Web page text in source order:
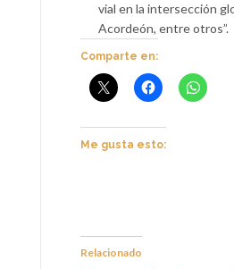
vial en la intersección
Acordeón, entre otros”.
Comparte en:
Me gusta esto:
Relacionado